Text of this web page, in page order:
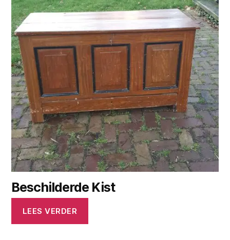
Beschilderde Kist
LEES VERDER